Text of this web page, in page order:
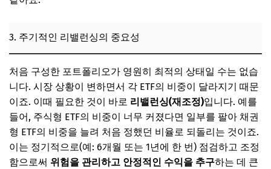
3. 주기적인 리밸런싱의 중요성
처음 구성한 포트폴리오가 영원히 최적의 상태일 수는 없습
니다. 시장 상황이 변하면서 각 ETF의 비중이 달라지기 때문
이죠. 이때 필요한 것이 바로 리밸런싱(재조정)입니다. 예를
들어, 주식형 ETF의 비중이 너무 커졌다면 일부를 팔아 채권
형 ETF의 비중을 늘려 처음 정했던 비율로 되돌리는 것이죠.
이는 정기적으로(예: 6개월 또는 1년에 한 번) 점검하고 조정
함으로써 위험을 관리하고 안정적인 수익을 추구하는 데 큰